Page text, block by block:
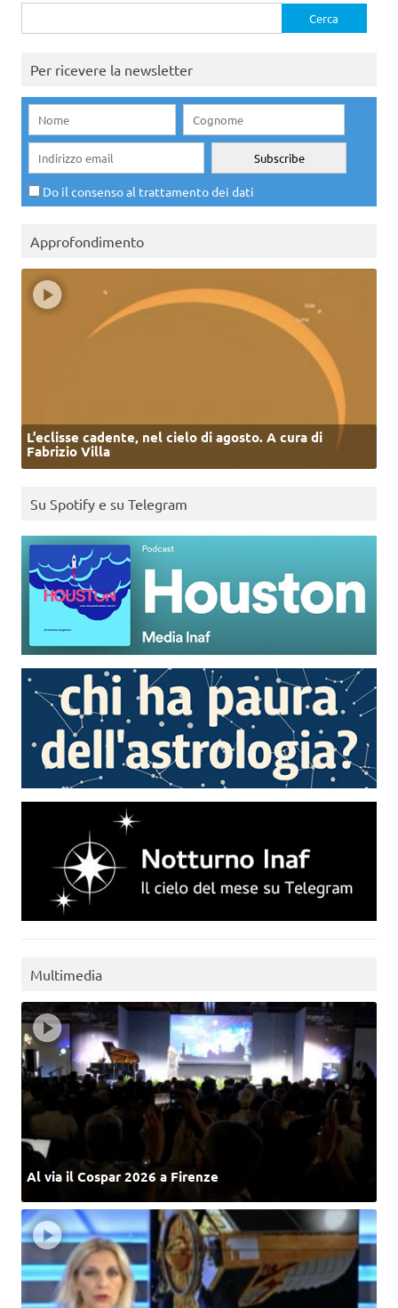
per:
Per ricevere la newsletter
Do il consenso al trattamento dei dati
Approfondimento
L’eclisse cadente, nel cielo di agosto. A cura di
Fabrizio Villa
Su Spotify e su Telegram
Multimedia
Al via il Cospar 2026 a Firenze